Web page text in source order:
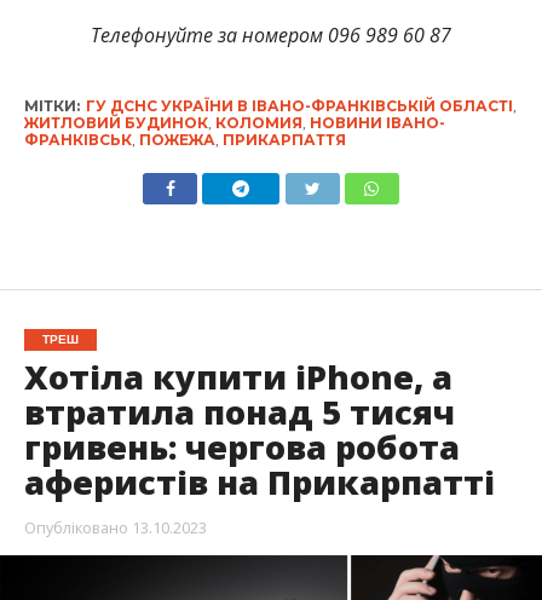
Телефонуйте за номером 096 989 60 87
МІТКИ: ГУ ДСНС УКРАЇНИ В ІВАНО-ФРАНКІВСЬКІЙ ОБЛАСТІ
ЖИТЛОВИЙ БУДИНОК, КОЛОМИЯ НОВИНИ ІВАНО-
ФРАНКІВСЬК, ПОЖЕЖА ПРИКАРПАТТЯ
ТРЕШ
Хотіла купити iPhone, а
втратила понад 5 тисяч
гривень: чергова робота
аферистів на Прикарпатті
Опубліковано 13.10.2023